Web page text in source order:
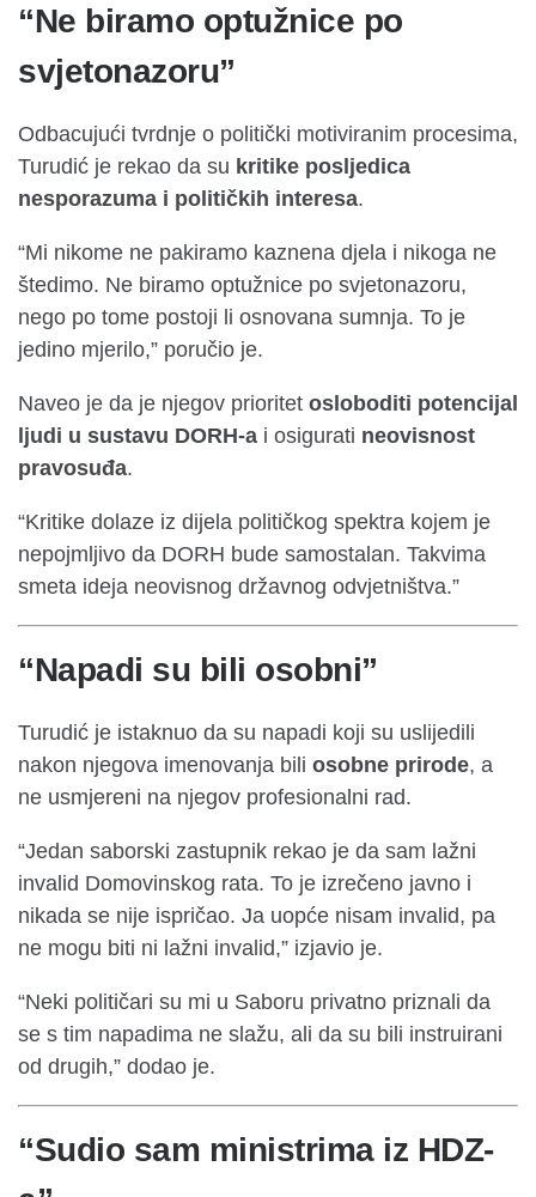
“Ne biramo optužnice po
svjetonazoru”
Odbacujući tvrdnje o politički motiviranim procesima,
Turudić je rekao da su kritike posljedica
nesporazuma i političkih interesa.
“Mi nikome ne pakiramo kaznena djela i nikoga ne
štedimo. Ne biramo optužnice po svjetonazoru,
nego po tome postoji li osnovana sumnja. To je
jedino mjerilo,” poručio je.
Naveo je da je njegov prioritet osloboditi potencijal
ljudi u sustavu DORH-a i osigurati neovisnost
pravosuđa.
“Kritike dolaze iz dijela političkog spektra kojem je
nepojmljivo da DORH bude samostalan. Takvima
smeta ideja neovisnog državnog odvjetništva.”
“Napadi su bili osobni”
Turudić je istaknuo da su napadi koji su uslijedili
nakon njegova imenovanja bili osobne prirode, a
ne usmjereni na njegov profesionalni rad.
“Jedan saborski zastupnik rekao je da sam lažni
invalid Domovinskog rata. To je izrečeno javno i
nikada se nije ispričao. Ja uopće nisam invalid, pa
ne mogu biti ni lažni invalid,” izjavio je.
“Neki političari su mi u Saboru privatno priznali da
se s tim napadima ne slažu, ali da su bili instruirani
od drugih,” dodao je.
“Sudio sam ministrima iz HDZ-